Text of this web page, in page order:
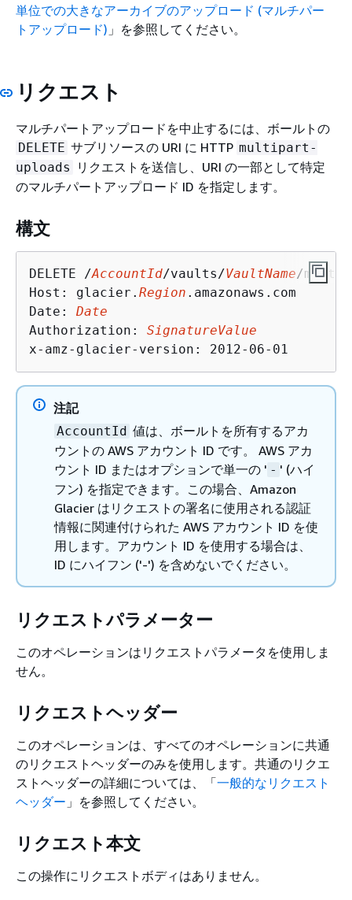
単位での大きなアーカイブのアップロード (マルチパー
トアップロード) 」を参照してください。
リクエスト
マルチパートアップロードを中止するには、ボールトの
DELETE サブリソースの URI に HTTP multipart-
uploads
リクエストを送信し、URI の一部として特定
のマルチパートアップロード ID を指定します。
構文
DELETE /AccountId/vaults/VaultName/
Host: glacier. Region .amazonaws.com
Date: Date
Authorization: SignatureValue
x-amz-glacier-version: 2012-06-01
注記
AccountId 値は、ボールトを所有するアカ
ウントの AWS アカウント ID です。 AWS アカ
ウント ID またはオプションで単一の ' - ' (ハイ
フン) を指定できます。この場合、Amazon
Glacier はリクエストの署名に使用される認証
情報に関連付けられた AWS アカウント ID を使
用します。アカウント ID を使用する場合は、
ID にハイフン ('-') を含めないでください。
リクエストパラメーター
このオペレーションはリクエストパラメータを使用しま
せん。
リクエストヘッダー
このオペレーションは、すべてのオペレーションに共通
のリクエストヘッダーのみを使用します。共通のリクエ
ストヘッダーの詳細については、「一般的なリクエスト
ヘッダー 」を参照してください。
リクエスト本文
この操作にリクエストボディはありません。